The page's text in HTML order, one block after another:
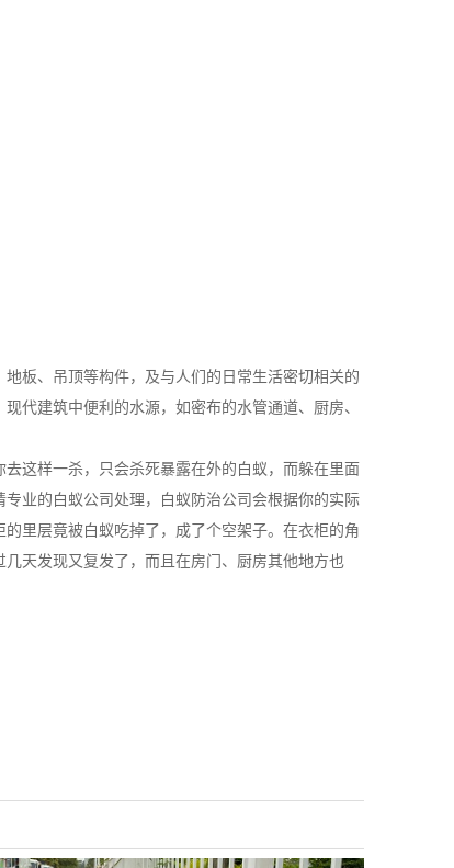
板、吊顶等构件，及与人们的日常生活密切相关的
代建筑中便利的水源，如密布的水管通道、厨房、
这样一杀，只会杀死暴露在外的白蚁，而躲在里面
业的白蚁公司处理，白蚁防治公司会根据你的实际
里层竟被白蚁吃掉了，成了个空架子。在衣柜的角
天发现又复发了，而且在房门、厨房其他地方也